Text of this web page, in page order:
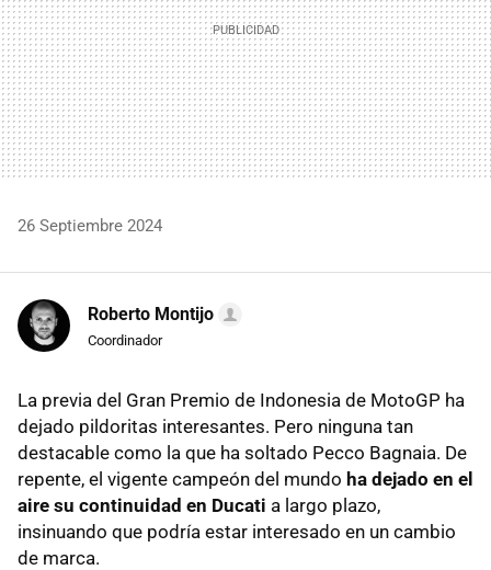
26 Septiembre 2024
Roberto Montijo
Coordinador
La previa del Gran Premio de Indonesia de MotoGP ha
dejado pildoritas interesantes. Pero ninguna tan
destacable como la que ha soltado Pecco Bagnaia. De
repente, el vigente campeón del mundo ha dejado en el
aire su continuidad en Ducati a largo plazo,
insinuando que podría estar interesado en un cambio
de marca.